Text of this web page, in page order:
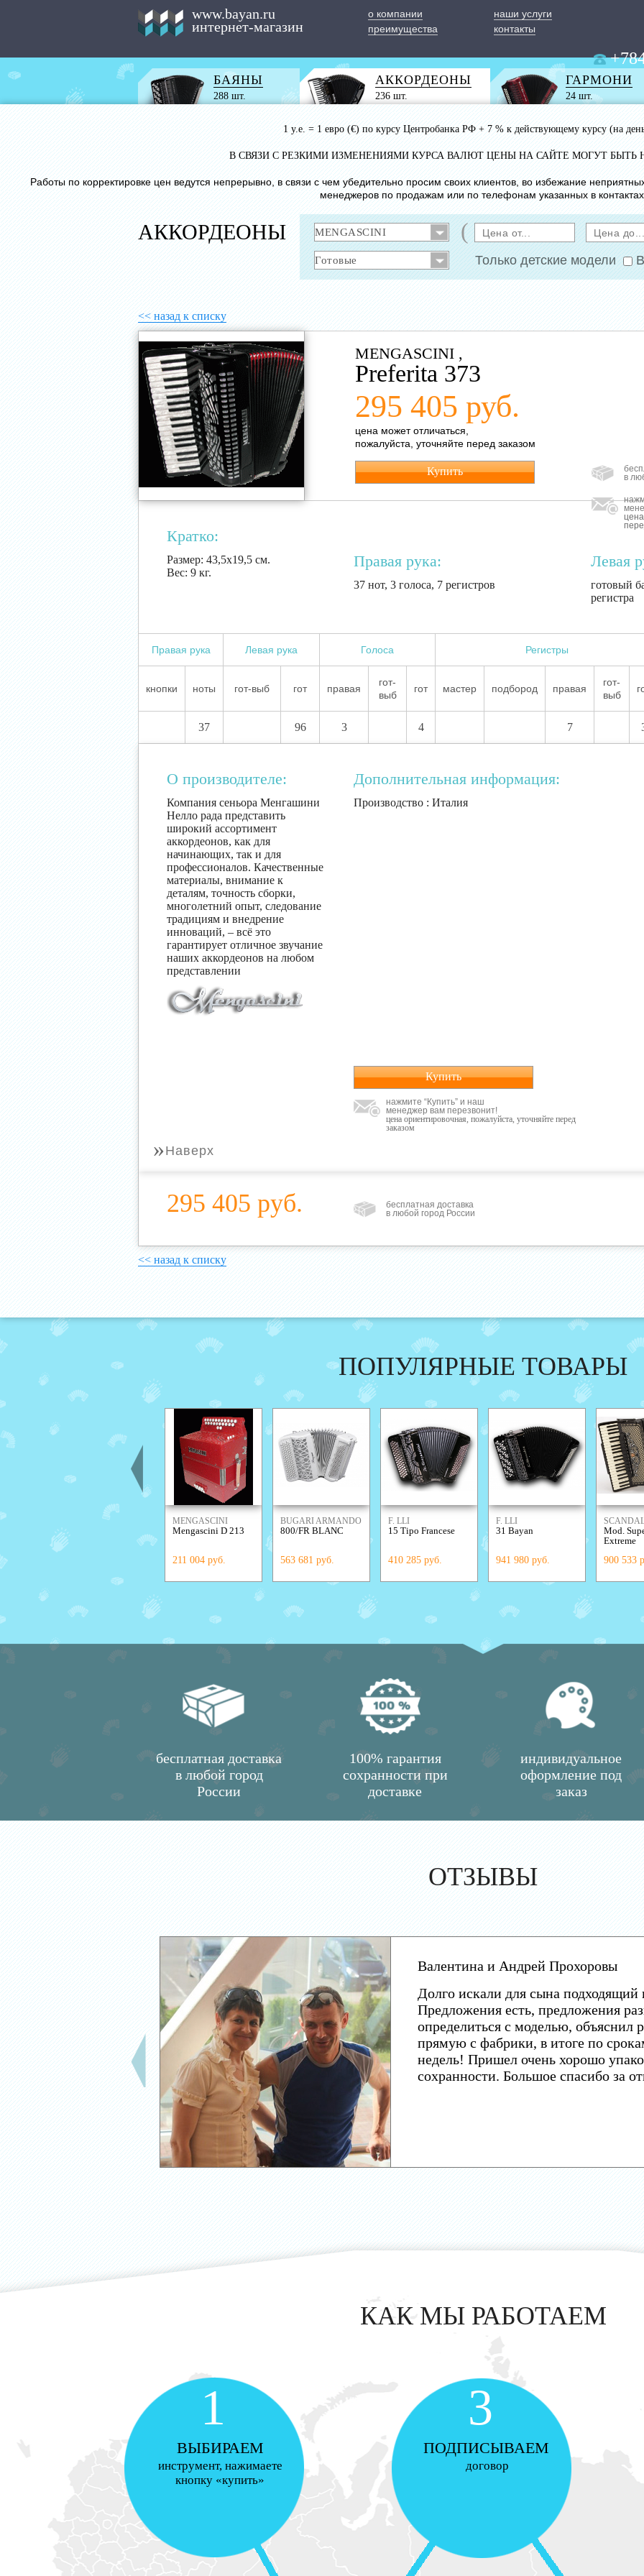
www.bayan.ru
интернет-магазин
о компании
наши услуги
преимущества
контакты
БАЯНЫ
288 шт.
АККОРДЕОНЫ
236 шт.
ГАРМОНИ
24 шт.
1 у.е. = 1 евро (€) по курсу Центробанка РФ + 7 % к действующему курсу (на
В СВЯЗИ С РЕЗКИМИ ИЗМЕНЕНИЯМИ КУРСА ВАЛЮТ ЦЕНЫ НА САЙТЕ МОГУТ БЫТЬ
Работы по корректировке цен ведутся непрерывно, в связи с чем убедительно просим своих клиентов, во избежание
менеджеров по продажам или по телефонам указанных в
АККОРДЕОНЫ (
Только детские модели
<< назад к списку
MENGASCINI ,
Preferita 373
295 405 руб.
цена может отличаться,
пожалуйста, уточняйте перед заказом
Купить
в
Кратко:
Размер: 43,5х19,5 см.
Вес: 9 кг.
Правая рука:
37 нот, 3 голоса, 7 регистров
Левая
готовый
регистра
Правая рука Левая рука Голоса Регистры
кнопки ноты гот-выб гот правая
гот-
выб
гот мастер подбород правая
гот-
выб
37 96 3 4 7
О производителе:
Компания сеньора Менгашини
Нелло рада представить
широкий ассортимент
аккордеонов, как для
начинающих, так и для
профессионалов. Качественные
материалы, внимание к
деталям, точность сборки,
многолетний опыт, следование
традициям и внедрение
инноваций, – всё это
гарантирует отличное звучание
наших аккордеонов на любом
представлении
Дополнительная информация:
Производство : Италия
Купить
нажмите “Купить” и наш
менеджер вам перезвонит!
цена ориентировочная, пожалуйста, уточняйте перед
заказом
» Наверх
295 405 руб.
бесплатная доставка
в любой город России
<< назад к списку
ПОПУЛЯРНЫЕ ТОВАРЫ
MENGASCINI
Mengascini D 213
211 004 руб.
BUGARI ARMANDO
800/FR BLANC
563 681 руб.
F. LLI
ALESSANDRINI
15 Tipo Francese
410 285 руб.
F. LLI
ALESSANDRINI
31 Bayan
941 980 руб.
Mod.
Extreme
900 533
бесплатная доставка
в любой город
России
100% гарантия
сохранности при
доставке
индивидуальное
оформление под
заказ
ОТЗЫВЫ
Валентина и Андрей Прохоровы
Долго искали для сына подходящий
Предложения есть, предложения
определиться с моделью, объяснил
прямую с фабрики, в итоге по
недель! Пришел очень хорошо
сохранности. Большое спасибо за
КАК МЫ РАБОТАЕМ
1
ВЫБИРАЕМ
инструмент, нажимаете
кнопку «купить»
3
ПОДПИСЫВАЕМ
договор